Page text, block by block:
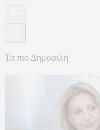
Τα πιο Δημοφιλή